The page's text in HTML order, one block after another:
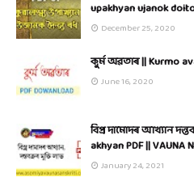
upakhyan ujanok
December 25, 2020
কুৰ্ম অৱতাৰ || Kurmo
June 16, 2020
বিপ্ৰ দামোদৰ আখ্যান
akhyan PDF || VAUNA
January 24, 2021